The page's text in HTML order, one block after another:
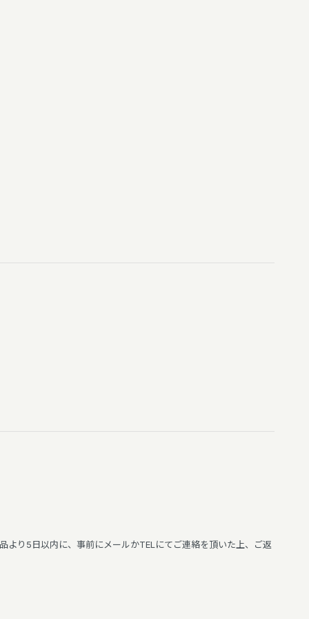
り5日以内に、事前にメールかTELにてご連絡を頂いた上、ご返